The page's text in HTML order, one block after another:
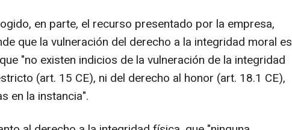
en parte, el recurso presentado por la empresa,
que la vulneración del derecho a la integridad moral es
"no existen indicios de la vulneración de la integridad
(art. 15 CE), ni del derecho al honor (art. 18.1 CE),
en la instancia".